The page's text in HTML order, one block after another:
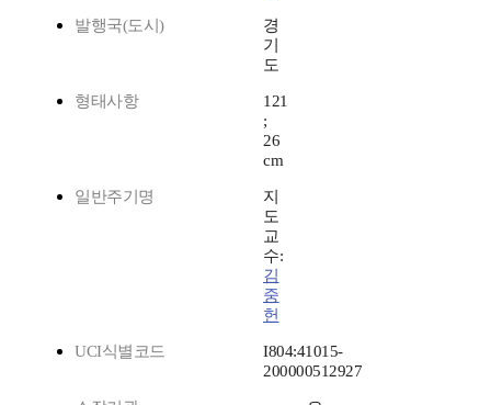
발행국(도시)
경
기
도
형태사항
121
;
26
cm
일반주기명
지
도
교
수:
김
중
헌
UCI식별코드
I804:41015-
200000512927